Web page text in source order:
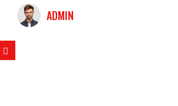
ADMIN